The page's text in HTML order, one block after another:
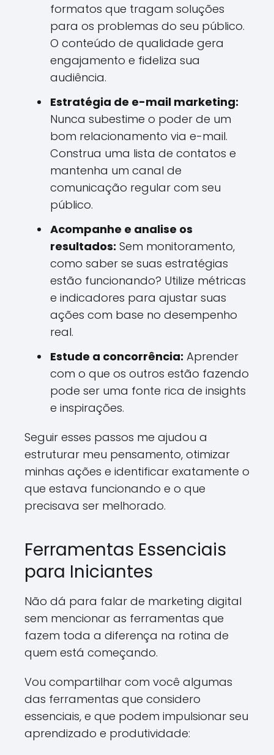
formatos que tragam soluções
para os problemas do seu público.
O conteúdo de qualidade gera
engajamento e fideliza sua
audiência.
Estratégia de e-mail marketing:
Nunca subestime o poder de um
bom relacionamento via e-mail.
Construa uma lista de contatos e
mantenha um canal de
comunicação regular com seu
público.
Acompanhe e analise os
resultados: Sem monitoramento,
como saber se suas estratégias
estão funcionando? Utilize métricas
e indicadores para ajustar suas
ações com base no desempenho
real.
Estude a concorrência: Aprender
com o que os outros estão fazendo
pode ser uma fonte rica de insights
e inspirações.
Seguir esses passos me ajudou a
estruturar meu pensamento, otimizar
minhas ações e identificar exatamente o
que estava funcionando e o que
precisava ser melhorado.
Ferramentas Essenciais
para Iniciantes
Não dá para falar de marketing digital
sem mencionar as ferramentas que
fazem toda a diferença na rotina de
quem está começando.
Vou compartilhar com você algumas
das ferramentas que considero
essenciais, e que podem impulsionar seu
aprendizado e produtividade: